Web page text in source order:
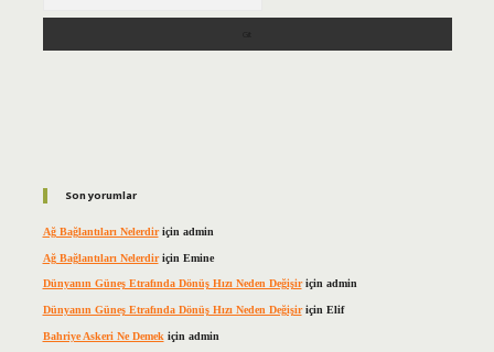
Son yorumlar
Ağ Bağlantıları Nelerdiriçin admin
Ağ Bağlantıları Nelerdiriçin Emine
Dünyanın Güneş Etrafında Dönüş Hızı Neden Değişiriçin admin
Dünyanın Güneş Etrafında Dönüş Hızı Neden Değişiriçin Elif
Bahriye Askeri Ne Demek için admin